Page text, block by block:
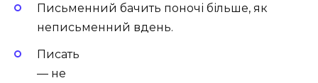
Письменний бачить поночі більше, як
неписьменний вдень.
Писать
— не